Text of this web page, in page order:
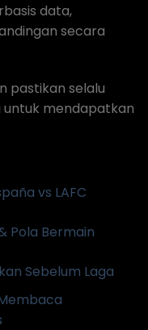
data,
secara
pastikan selalu
mendapatkan
vs LAFC
Pola Bermain
Sebelum Laga